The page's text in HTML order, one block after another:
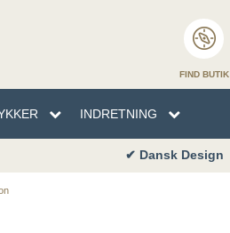
FIND BUTIK
INDRETNING
✔ Butik i Skagen